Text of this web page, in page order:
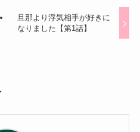
旦那より浮気相手が好きに
なりました【第1話】